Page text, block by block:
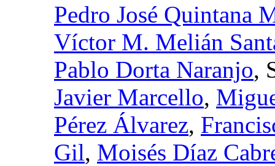
Pedro José Quintana
Víctor M. Melián
Pablo Dorta Naranjo,
Javier Marcello,
Pérez Álvarez,
Gil, Moisés Díaz